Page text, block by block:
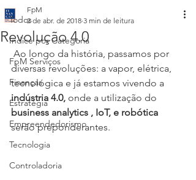
Todos
Índice por Categoria
FpM Serviços
Finanças
Estratégia
Empreendedorismo
Tecnologia
Controladoria
Revolução 4.0
FpM
2 de abr. de 2018 3 min de leitura
diversas revoluções: a vapor, elétrica,
tecnológica e já estamos vivendo a
indústria 4.0, onde a utilização do
business analytics , IoT, e robótica
serão preponderantes.